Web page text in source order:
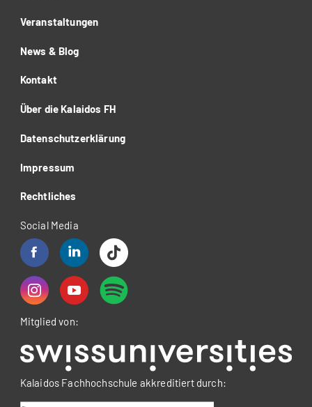
Veranstaltungen
News & Blog
Kontakt
Über die Kalaidos FH
Datenschutzerklärung
Impressum
Rechtliches
Social Media
Mitglied von:
Kalaidos Fachhochschule akkreditiert durch: